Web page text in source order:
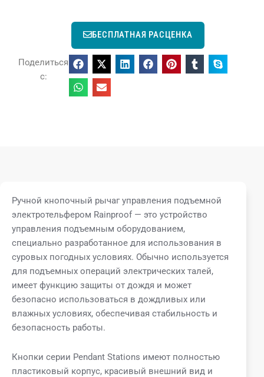
БЕСПЛАТНАЯ РАСЦЕНКА
Поделиться
с:
Ручной кнопочный рычаг управления подъемной
электротельфером Rainproof — это устройство
управления подъемным оборудованием,
специально разработанное для использования в
суровых погодных условиях. Обычно используется
для подъемных операций электрических талей,
имеет функцию защиты от дождя и может
безопасно использоваться в дождливых или
влажных условиях, обеспечивая стабильность и
безопасность работы.
Кнопки серии Pendant Stations имеют полностью
пластиковый корпус, красивый внешний вид и